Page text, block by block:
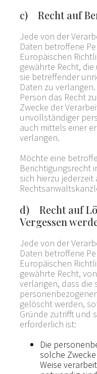
c) Recht auf
Jede von der
Daten betroffene
Europäischen
gewährte Recht,
sie betreffender
Daten zu
Person das Recht
Zwecke der
unvollständiger
auch mittels einer
verlangen.
Möchte eine
Berichtigungsrecht
sich hierzu
d) Recht auf
Vergessen
Jede von der
Daten betroffene
Europäischen
gewährte Recht,
verlangen, dass die
gelöscht werden,
Gründe zutrifft und
erforderlich ist:
Die
solche
Weise